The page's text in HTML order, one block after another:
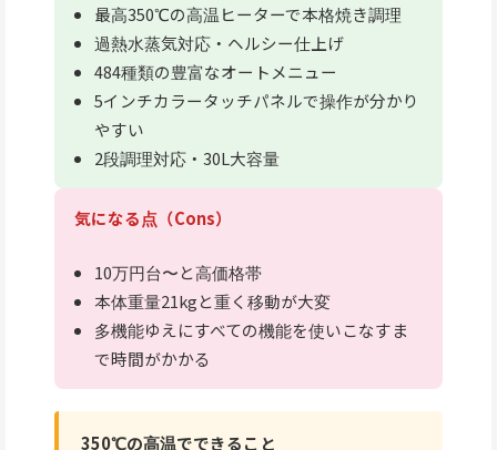
最高350℃の高温ヒーターで本格焼き調理
過熱水蒸気対応・ヘルシー仕上げ
484種類の豊富なオートメニュー
5インチカラータッチパネルで操作が分かり
やすい
2段調理対応・30L大容量
気になる点（Cons）
10万円台〜と高価格帯
本体重量21kgと重く移動が大変
多機能ゆえにすべての機能を使いこなすま
で時間がかかる
350℃の高温でできること